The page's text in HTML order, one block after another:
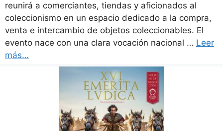
reunirá a comerciantes, tiendas y aficionados al
coleccionismo en un espacio dedicado a la compra,
venta e intercambio de objetos coleccionables. El
evento nace con una clara vocación nacional … Leer
más…